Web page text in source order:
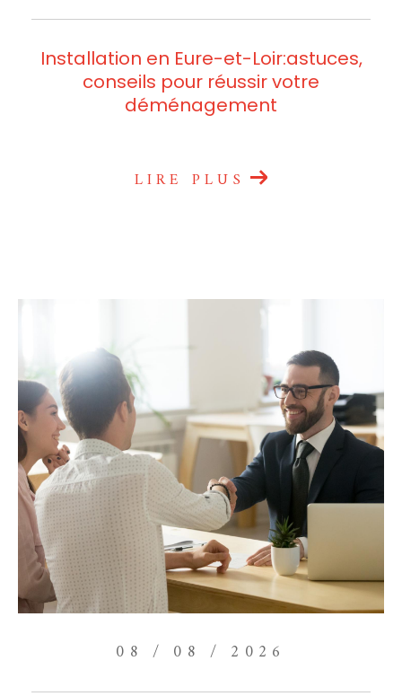
Installation en Eure-et-Loir:astuces,
conseils pour réussir votre
déménagement
LIRE PLUS
08 / 08 / 2026